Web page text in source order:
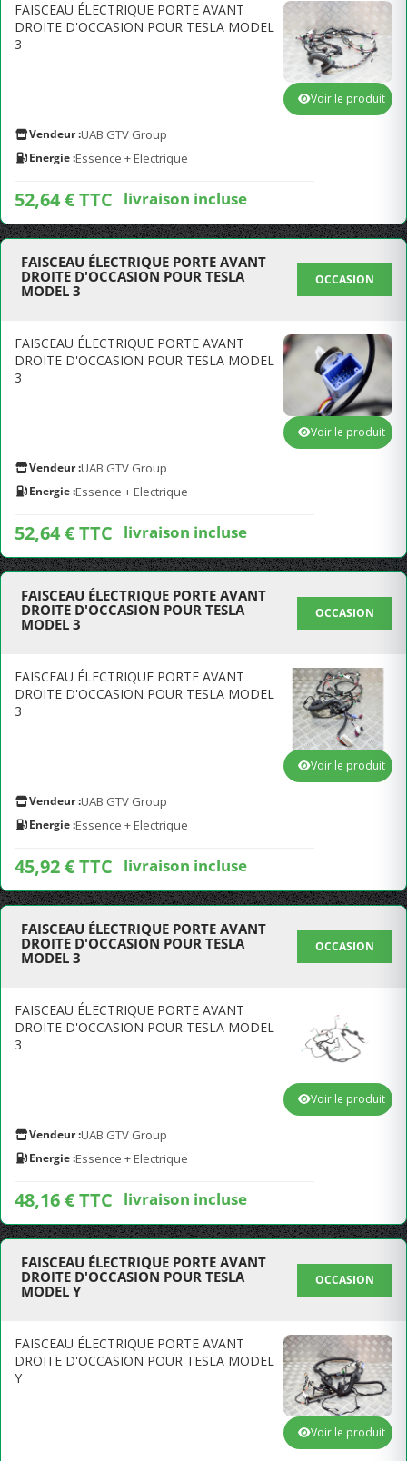
FAISCEAU ÉLECTRIQUE PORTE AVANT
DROITE D'OCCASION POUR TESLA MODEL
3
Vendeur :UAB GTV Group
Energie :Essence + Electrique
52,64 € TTC livraison incluse
Voir le produit
FAISCEAU ÉLECTRIQUE PORTE AVANT
DROITE D'OCCASION POUR TESLA
MODEL 3
OCCASION
FAISCEAU ÉLECTRIQUE PORTE AVANT
DROITE D'OCCASION POUR TESLA MODEL
3
Vendeur :UAB GTV Group
Energie :Essence + Electrique
52,64 € TTC livraison incluse
Voir le produit
FAISCEAU ÉLECTRIQUE PORTE AVANT
DROITE D'OCCASION POUR TESLA
MODEL 3
OCCASION
FAISCEAU ÉLECTRIQUE PORTE AVANT
DROITE D'OCCASION POUR TESLA MODEL
3
Vendeur :UAB GTV Group
Energie :Essence + Electrique
45,92 € TTC livraison incluse
Voir le produit
FAISCEAU ÉLECTRIQUE PORTE AVANT
DROITE D'OCCASION POUR TESLA
MODEL 3
OCCASION
FAISCEAU ÉLECTRIQUE PORTE AVANT
DROITE D'OCCASION POUR TESLA MODEL
3
Vendeur :UAB GTV Group
Energie :Essence + Electrique
48,16 € TTC livraison incluse
Voir le produit
FAISCEAU ÉLECTRIQUE PORTE AVANT
DROITE D'OCCASION POUR TESLA
MODEL Y
OCCASION
FAISCEAU ÉLECTRIQUE PORTE AVANT
DROITE D'OCCASION POUR TESLA MODEL
Y
Voir le produit